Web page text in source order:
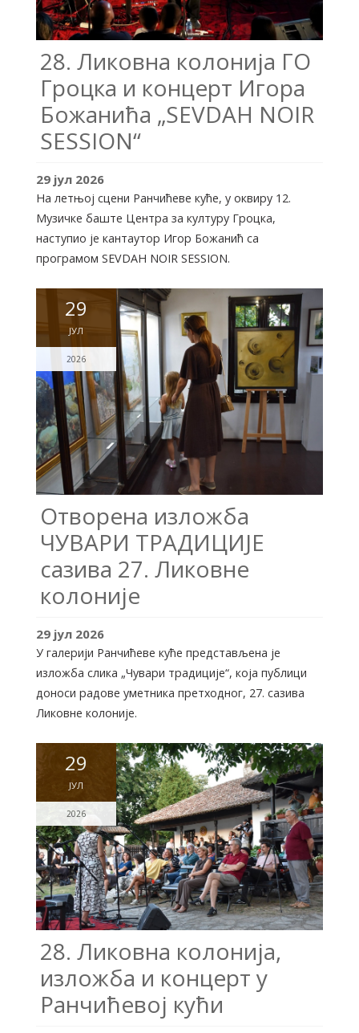
28. Ликовна колонија ГО
Гроцка и концерт Игора
Божанића „SEVDAH NOIR
SESSION“
29 јул 2026
На летњој сцени Ранчићеве куће, у оквиру 12.
Музичке баште Центра за културу Гроцка,
наступио је кантаутор Игор Божанић са
програмом SEVDAH NOIR SESSION.
29
ЈУЛ
2026
Отворена изложба
ЧУВАРИ ТРАДИЦИЈЕ
сазива 27. Ликовне
колоније
29 јул 2026
У галерији Ранчићеве куће представљена је
изложба слика „Чувари традиције“, која публици
доноси радове уметника претходног, 27. сазива
Ликовне колоније.
29
ЈУЛ
2026
28. Ликовна колонија,
изложба и концерт у
Ранчићевој кући